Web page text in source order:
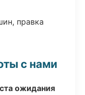
правка
с нами
ожидания